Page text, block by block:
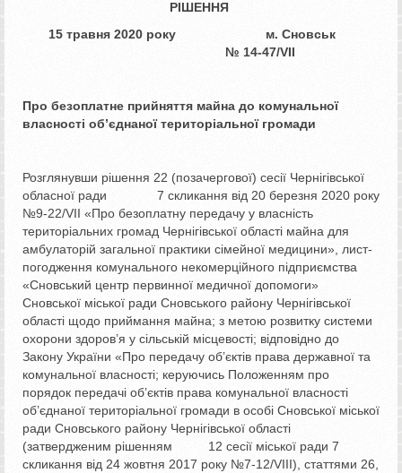
РІШЕННЯ
15 травня 2020 року м. Сновськ
№ ­­­14-47/VII
Про безоплатне прийняття майна до комунальної
власності об’єднаної територіальної громади
Розглянувши рішення 22 (позачергової) сесії Чернігівської
обласної ради 7 скликання від 20 березня 2020 року
№9-22/VII «Про безоплатну передачу у власність
територіальних громад Чернігівської області майна для
амбулаторій загальної практики сімейної медицини», лист-
погодження комунального некомерційного підприємства
«Сновський центр первинної медичної допомоги»
Сновської міської ради Сновського району Чернігівської
області щодо приймання майна; з метою розвитку системи
охорони здоров’я у сільській місцевості; відповідно до
Закону України «Про передачу об’єктів права державної та
комунальної власності; керуючись Положенням про
порядок передачі об’єктів права комунальної власності
об’єднаної територіальної громади в особі Сновської міської
ради Сновського району Чернігівської області
(затвердженим рішенням 12 сесії міської ради 7
скликання від 24 жовтня 2017 року №7-12/VIII), статтями 26,